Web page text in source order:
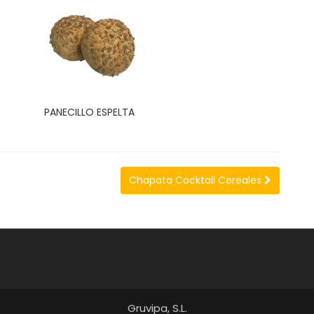
PANECILLO ESPELTA
Chapata Cocktail Cereales
Gruvipa, S.L.